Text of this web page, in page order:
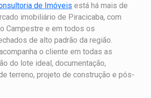
de Imóveis está há mais de
imobiliário de Piracicaba, com
Campestre e em todos os
de alto padrão da região.
o cliente em todas as
do lote ideal, documentação,
terreno, projeto de construção e pós-